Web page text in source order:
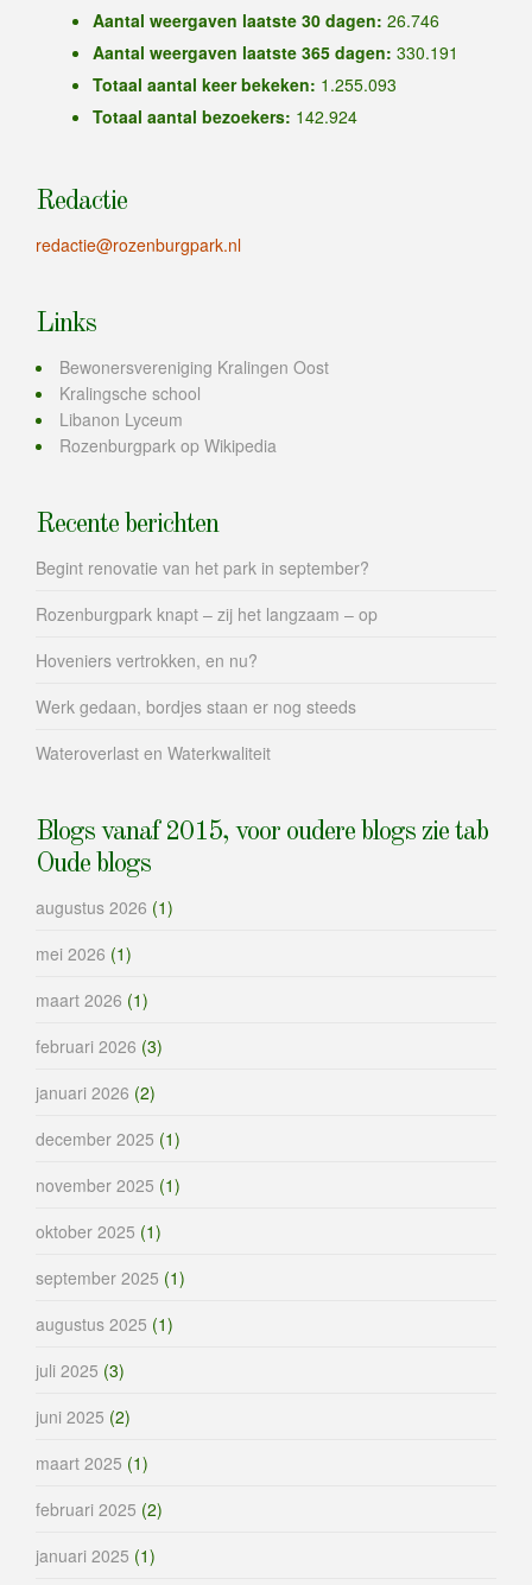
Aantal weergaven laatste 30 dagen: 26.746
Aantal weergaven laatste 365 dagen: 330.191
Totaal aantal keer bekeken: 1.255.093
Totaal aantal bezoekers: 142.924
Redactie
redactie@rozenburgpark.nl
Links
Bewonersvereniging Kralingen Oost
Kralingsche school
Libanon Lyceum
Rozenburgpark op Wikipedia
Recente berichten
Begint renovatie van het park in september?
Rozenburgpark knapt – zij het langzaam – op
Hoveniers vertrokken, en nu?
Werk gedaan, bordjes staan er nog steeds
Wateroverlast en Waterkwaliteit
Blogs vanaf 2015, voor oudere blogs zie tab
Oude blogs
augustus 2026 (1)
mei 2026 (1)
maart 2026 (1)
februari 2026 (3)
januari 2026 (2)
december 2025 (1)
november 2025 (1)
oktober 2025 (1)
september 2025 (1)
augustus 2025 (1)
juli 2025 (3)
juni 2025 (2)
maart 2025 (1)
februari 2025 (2)
januari 2025 (1)